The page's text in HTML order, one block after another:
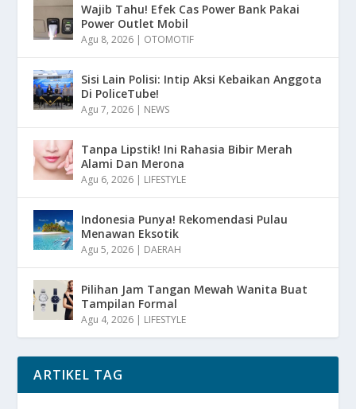
Wajib Tahu! Efek Cas Power Bank Pakai
Power Outlet Mobil
Agu 8, 2026 | OTOMOTIF
Sisi Lain Polisi: Intip Aksi Kebaikan Anggota
Di PoliceTube!
Agu 7, 2026 | NEWS
Tanpa Lipstik! Ini Rahasia Bibir Merah
Alami Dan Merona
Agu 6, 2026 | LIFESTYLE
Indonesia Punya! Rekomendasi Pulau
Menawan Eksotik
Agu 5, 2026 | DAERAH
Pilihan Jam Tangan Mewah Wanita Buat
Tampilan Formal
Agu 4, 2026 | LIFESTYLE
ARTIKEL TAG